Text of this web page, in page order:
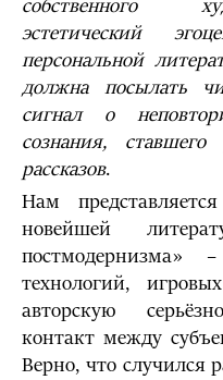
собственного
эстетический
персональной
должна посылать
сигнал о
сознания,
рассказов.
Нам
новейшей
постмодернизма»
технологий,
авторскую
контакт между
Верно, что случился